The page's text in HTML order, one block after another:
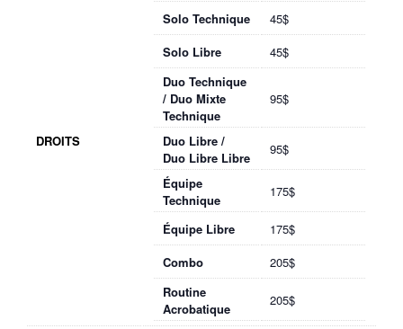
DROITS
Solo Technique
45$
Solo Libre
45$
Duo Technique
/ Duo Mixte
Technique
95$
Duo Libre /
Duo Libre Libre
95$
Équipe
Technique
175$
Équipe Libre
175$
Combo
205$
Routine
Acrobatique
205$